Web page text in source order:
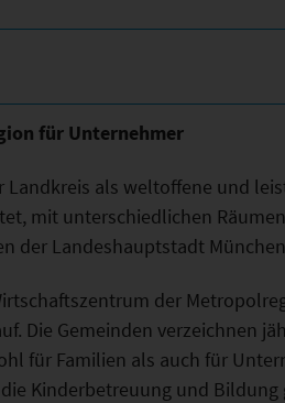
für Unternehmer
Landkreis als weltoffene und
mit unterschiedlichen
der Landeshauptstadt
der
Die Gemeinden verzeichnen
für Familien als auch für
Kinderbetreuung und